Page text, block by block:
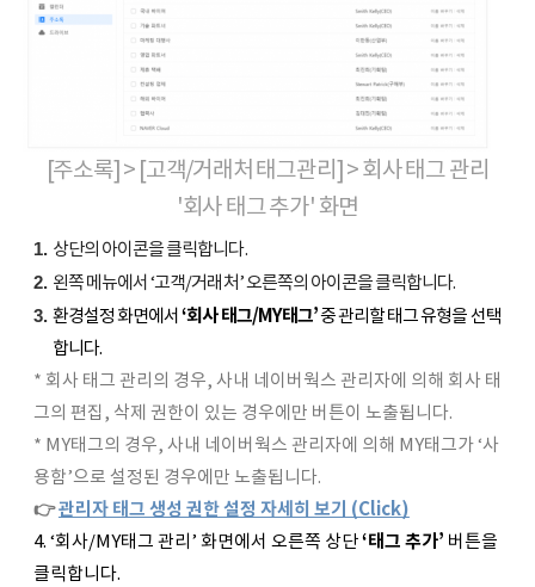
[주소록] > [고객/거래처 태그관리] > 회사 태그 관리
'회사 태그 추가' 화면
상단의 아이콘을 클릭합니다.
왼쪽 메뉴에서 ‘고객/거래처’ 오른쪽의 아이콘을 클릭합니다.
환경설정 화면에서‘회사 태그/MY태그’중 관리할 태그 유형을 선택
합니다.
* 회사 태그 관리의 경우, 사내 네이버웍스 관리자에 의해 회사 태
그의 편집, 삭제 권한이 있는 경우에만 버튼이 노출됩니다.
* MY태그의 경우, 사내 네이버웍스 관리자에 의해 MY태그가 ‘사
용함’으로 설정된 경우에만 노출됩니다.
👉관리자 태그 생성 권한 설정 자세히 보기 (Click)
4. ‘회사/MY태그 관리’ 화면에서 오른쪽 상단‘태그 추가’ 버튼을
클릭합니다.